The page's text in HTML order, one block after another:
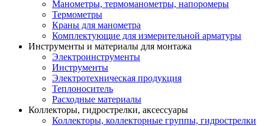
Манометры, термоманометры, напоромеры
Термометры
Краны для манометра
Комплектующие для измерительной арматуры
Инструменты и материалы для монтажа
Электроинструменты
Инструменты
Электротехническая продукция
Теплоноситель
Расходные материалы
Коллекторы, гидрострелки, аксессуары
Коллекторы, коллекторные группы, гидрострелки